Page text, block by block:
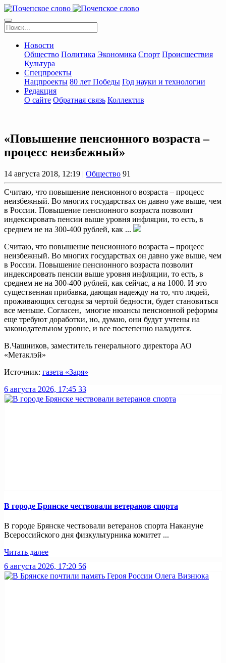
Новости
Общество Политика Экономика Спорт Происшествия
Культура
Спецпроекты
Нацпроекты 80 лет Победы Год науки и технологии
Редакция
О сайте Обратная связь Коллектив
«Повышение пенсионного возраста –
процесс неизбежный»
14 августа 2018, 12:19 | Общество 91
Считаю, что повышение пенсионного возраста – процесс
неизбежный. Во многих государствах он давно уже выше, чем
в России. Повышение пенсионного возраста позволит
индексировать пенсии выше уровня инфляции, то есть, в
среднем не на 300-400 рублей, как ...
Считаю, что повышение пенсионного возраста – процесс
неизбежный. Во многих государствах он давно уже выше, чем
в России. Повышение пенсионного возраста позволит
индексировать пенсии выше уровня инфляции, то есть, в
среднем не на 300-400 рублей, как сейчас, а на 1000. И это
существенная прибавка, дающая надежду на то, что людей,
проживающих сегодня за чертой бедности, будет становиться
все меньше. Согласен, многие нюансы пенсионной реформы
еще требуют доработки, но, думаю, они будут учтены на
законодательном уровне, и все постепенно наладится.
В.Чашников, заместитель генерального директора АО
«Метаклэй»
Источник: газета «Заря»
6 августа 2026, 17:45 33
В городе Брянске чествовали ветеранов спорта
В городе Брянске чествовали ветеранов спорта Накануне
Всероссийского дня физкультурника комитет ...
Читать далее
6 августа 2026, 17:20 56